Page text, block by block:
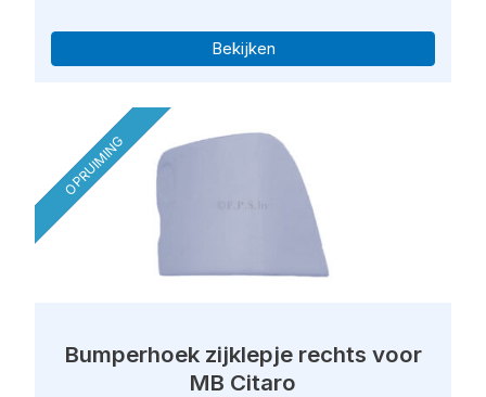
Bekijken
OPRUIMING
Bumperhoek zijklepje rechts voor
MB Citaro